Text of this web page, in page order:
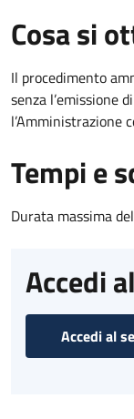
Cosa si
Il procedimento
senza l’emissione
l’Amministrazione
Tempi e
Durata massima
Accedi
Accedi al